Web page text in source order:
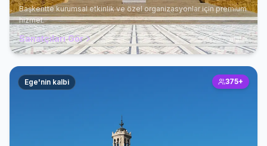
Başkentte kurumsal etkinlik ve özel organizasyonlar için premium
hizmet.
Sanatçıları Gör 432sanatçı
Ege'nin kalbi 375+